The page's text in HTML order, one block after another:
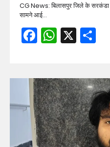
CG News: बिलासपुर जिले के सरकंडा
सामने आई…
Facebook
X